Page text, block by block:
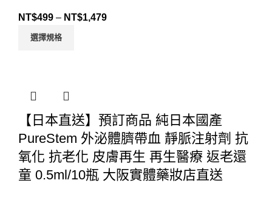
NT$499 – NT$1,479
選擇規格
【日本直送】預訂商品 純日本國產
PureStem 外泌體臍帶血 靜脈注射劑 抗
氧化 抗老化 皮膚再生 再生醫療 返老還
童 0.5ml/10瓶 大阪實體藥妝店直送